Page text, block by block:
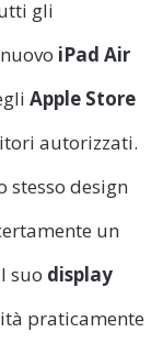
gli
iPad Air
Apple Store
autorizzati.
stesso design
un
suo display
praticamente